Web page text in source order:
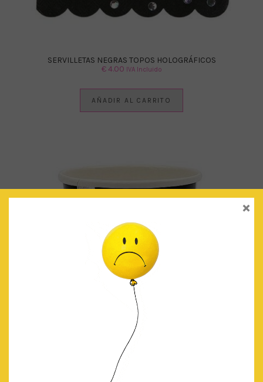
SERVILLETAS NEGRAS TOPOS HOLOGRÁFICOS
€4.00 IVA Incluido
AÑADIR AL CARRITO
×